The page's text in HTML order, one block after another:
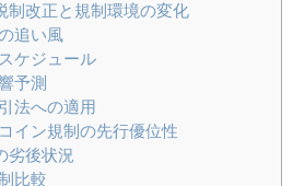
制改正と規制環境の変化
追い風
ケジュール
予測
法への適用
イン規制の先行優位性
劣後状況
比較